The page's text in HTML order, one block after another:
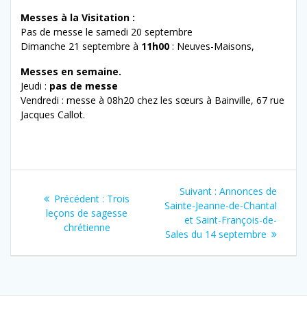
Messes à la Visitation :
Pas de messe le samedi 20 septembre
Dimanche 21 septembre à 11h00 : Neuves-Maisons,
Messes en semaine.
Jeudi : pas de messe
Vendredi : messe à 08h20 chez les sœurs à Bainville, 67 rue
Jacques Callot.
l’article
Précédent : Article
précédent
:
Trois
leçons de sagesse
chrétienne
Suivant : Article
suivant
:
Annonces de
Sainte-Jeanne-de-Chantal
et Saint-François-de-
Sales du 14 septembre